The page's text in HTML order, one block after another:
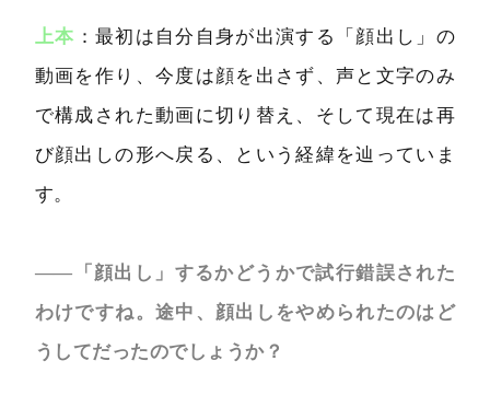
上本 ：最初は自分自身が出演する「顔出し」の
動画を作り、今度は顔を出さず、声と文字のみ
で構成された動画に切り替え、そして現在は再
び顔出しの形へ戻る、という経緯を辿っていま
す。
――「顔出し」するかどうかで試行錯誤された
わけですね。途中、顔出しをやめられたのはど
うしてだったのでしょうか？